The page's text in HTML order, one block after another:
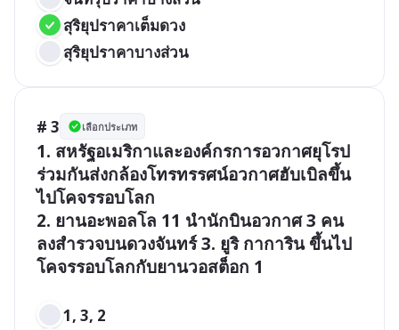
สุริยุปราคาเต็มดวง
สุริยุปราคาบางส่วน
# 3 เลือกประเภท
1. สหรัฐอเมริกาและองค์กรการอวกาศยุโรป
ร่วมกันส่งกล้องโทรทรรศน์อวกาศฮับเบิลขึ้น
ไปโคจรรอบโลก
2. ยานอะพอลโล 11 นำนักบินอวกาศ 3 คน
ลงสำรวจบนดวงจันทร์ 3. ยูริ กาการิน ขึ้นไป
โคจรรอบโลกกับยานวอสต็อก 1
1, 3, 2